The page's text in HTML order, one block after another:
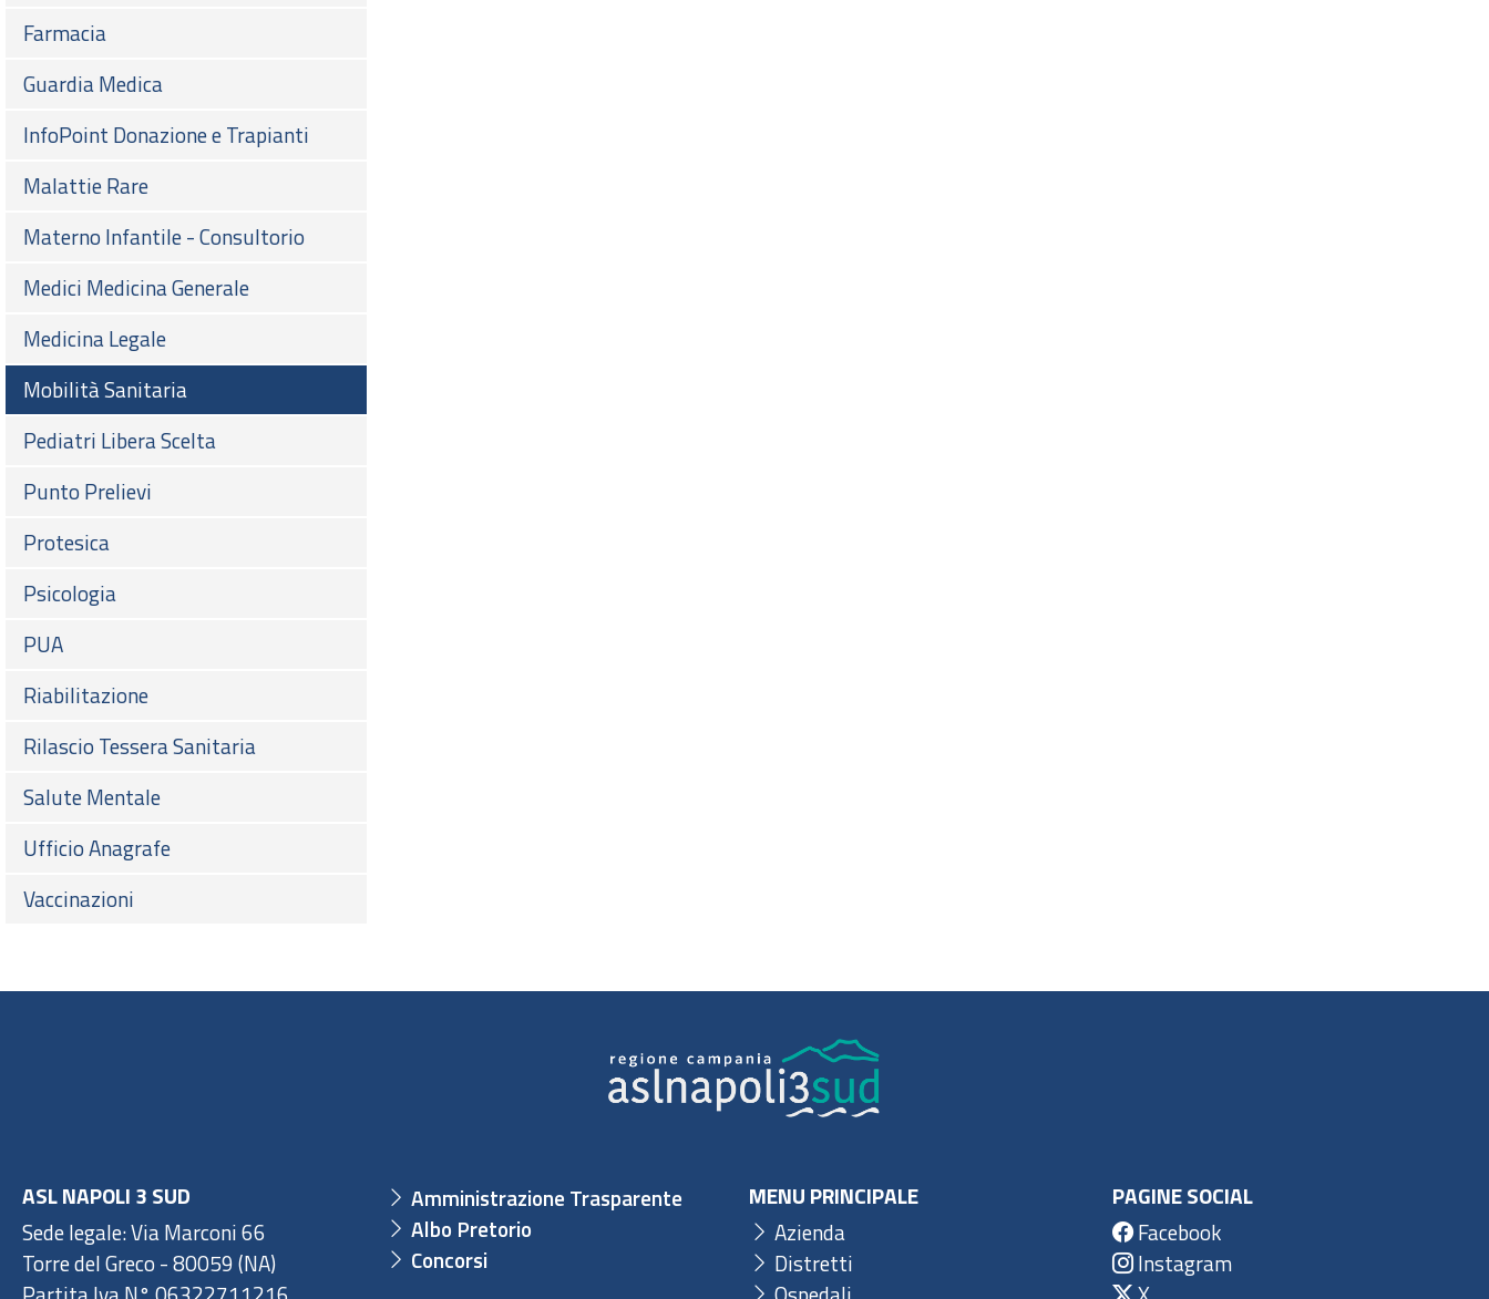
Farmacia
Guardia Medica
InfoPoint Donazione e Trapianti
Malattie Rare
Materno Infantile - Consultorio
Medici Medicina Generale
Medicina Legale
Mobilità Sanitaria
Pediatri Libera Scelta
Punto Prelievi
Protesica
Psicologia
PUA
Riabilitazione
Rilascio Tessera Sanitaria
Salute Mentale
Ufficio Anagrafe
Vaccinazioni
ASL NAPOLI 3 SUD
Sede legale: Via Marconi 66
Torre del Greco - 80059 (NA)
Amministrazione Trasparente
Albo Pretorio
Concorsi
MENU PRINCIPALE
Azienda
Distretti
PAGINE SOCIAL
Facebook
Instagram